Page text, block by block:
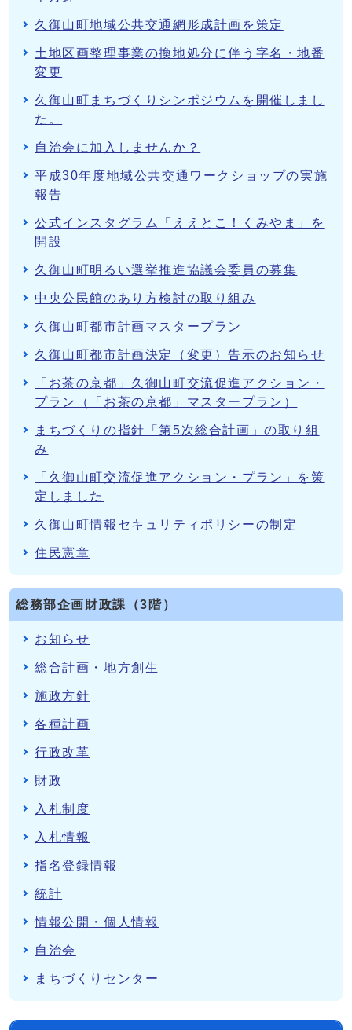
久御山町地域公共交通網形成計画を策定
土地区画整理事業の換地処分に伴う字名・地番
変更
久御山町まちづくりシンポジウムを開催しまし
た。
自治会に加入しませんか？
平成30年度地域公共交通ワークショップの実施
報告
公式インスタグラム「ええとこ！くみやま」を
開設
久御山町明るい選挙推進協議会委員の募集
中央公民館のあり方検討の取り組み
久御山町都市計画マスタープラン
久御山町都市計画決定（変更）告示のお知らせ
「お茶の京都」久御山町交流促進アクション・
プラン（「お茶の京都」マスタープラン）
まちづくりの指針「第5次総合計画」の取り組
み
「久御山町交流促進アクション・プラン」を策
定しました
久御山町情報セキュリティポリシーの制定
住民憲章
総務部企画財政課（3階）
お知らせ
総合計画・地方創生
施政方針
各種計画
行政改革
財政
入札制度
入札情報
指名登録情報
統計
情報公開・個人情報
自治会
まちづくりセンター